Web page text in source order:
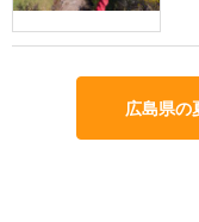
広島県の